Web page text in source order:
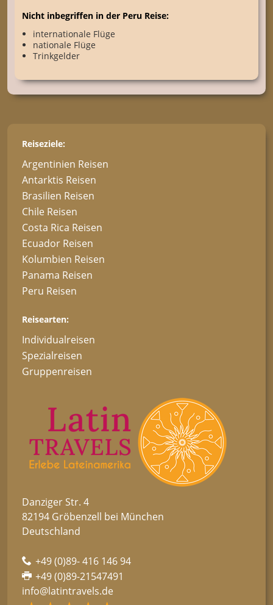
Nicht inbegriffen in der Peru Reise:
internationale Flüge
nationale Flüge
Trinkgelder
Reiseziele:
Argentinien Reisen
Antarktis Reisen
Brasilien Reisen
Chile Reisen
Costa Rica Reisen
Ecuador Reisen
Kolumbien Reisen
Panama Reisen
Peru Reisen
Reisearten:
Individualreisen
Spezialreisen
Gruppenreisen
Danziger Str. 4
82194 Gröbenzell bei München
Deutschland
+49 (0)89- 416 146 94
+49 (0)89-21547491
info@latintravels.de